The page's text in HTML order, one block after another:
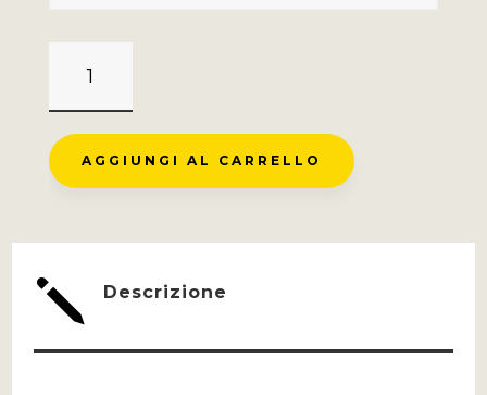
BONETTE
-
RESTEFOND
QUANTITÀ
AGGIUNGI AL CARRELLO
j Descrizione